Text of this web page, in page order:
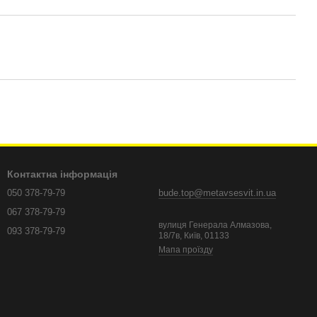
Контактна інформація
050 378-79-79
067 378-79-79
093 378-79-79
bude.top@metavsesvit.in.ua
вулиця Генерала Алмазова,
18/7в, Київ, 01133
Мапа проїзду